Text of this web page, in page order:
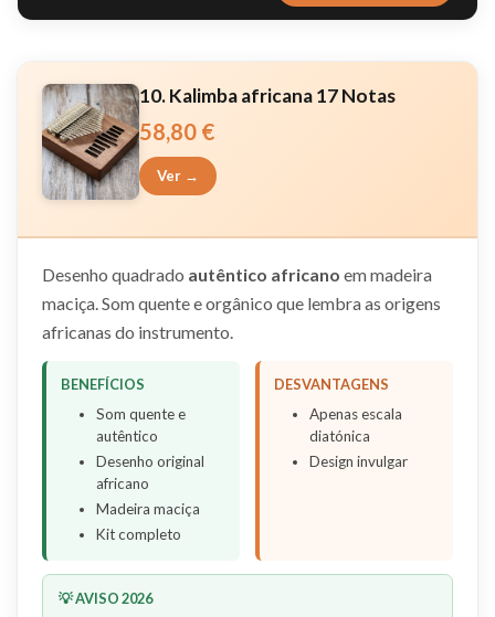
10. Kalimba africana 17 Notas
58,80 €
Ver →
Desenho quadrado autêntico africano em madeira
maciça. Som quente e orgânico que lembra as origens
africanas do instrumento.
BENEFÍCIOS
Som quente e
autêntico
Desenho original
africano
Madeira maciça
Kit completo
DESVANTAGENS
Apenas escala
diatónica
Design invulgar
💡 AVISO 2026